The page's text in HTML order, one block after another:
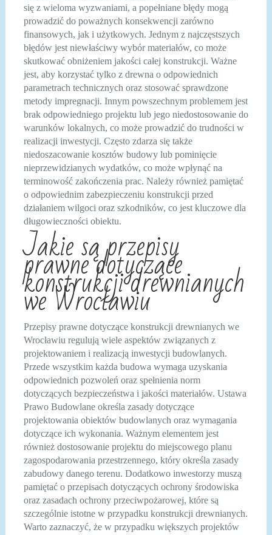
się z wieloma wyzwaniami, a popełniane błędy mogą
prowadzić do poważnych konsekwencji zarówno
finansowych, jak i użytkowych. Jednym z najczęstszych
błędów jest niewłaściwy wybór materiałów, co może
skutkować obniżeniem jakości całej konstrukcji. Ważne
jest, aby korzystać tylko z drewna o odpowiednich
parametrach technicznych oraz stosować sprawdzone
metody impregnacji. Innym powszechnym problemem jest
brak odpowiedniego projektu lub jego niedostosowanie do
warunków lokalnych, co może prowadzić do trudności w
realizacji inwestycji. Często zdarza się także
niedoszacowanie kosztów budowy lub pominięcie
nieprzewidzianych wydatków, co może wpłynąć na
terminowość zakończenia prac. Należy również pamiętać
o odpowiednim zabezpieczeniu konstrukcji przed
działaniem wilgoci oraz szkodników, co jest kluczowe dla
długowieczności obiektu.
Jakie są przepisy
prawne dotyczące
konstrukcji drewnianych
we Wrocławiu
Przepisy prawne dotyczące konstrukcji drewnianych we
Wrocławiu regulują wiele aspektów związanych z
projektowaniem i realizacją inwestycji budowlanych.
Przede wszystkim każda budowa wymaga uzyskania
odpowiednich pozwoleń oraz spełnienia norm
dotyczących bezpieczeństwa i jakości materiałów. Ustawa
Prawo Budowlane określa zasady dotyczące
projektowania obiektów budowlanych oraz wymagania
dotyczące ich wykonania. Ważnym elementem jest
również dostosowanie projektu do miejscowego planu
zagospodarowania przestrzennego, który określa zasady
zabudowy danego terenu. Dodatkowo inwestorzy muszą
pamiętać o przepisach dotyczących ochrony środowiska
oraz zasadach ochrony przeciwpożarowej, które są
szczególnie istotne w przypadku konstrukcji drewnianych.
Warto zaznaczyć, że w przypadku większych projektów